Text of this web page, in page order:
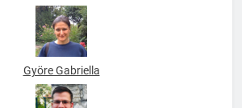
Györe Gabriella